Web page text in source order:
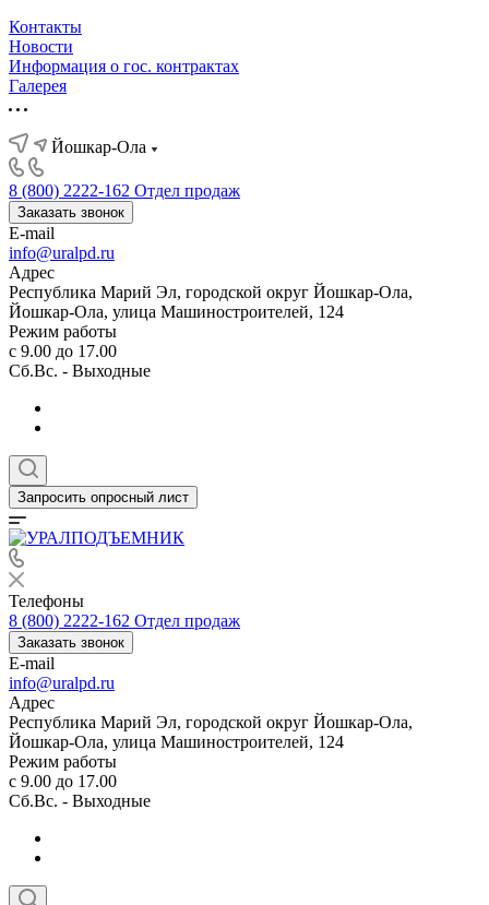
Контакты
Новости
Информация о гос. контрактах
Галерея
Йошкар-Ола
8 (800) 2222-162 Отдел продаж
Заказать звонок
E-mail
info@uralpd.ru
Адрес
Республика Марий Эл, городской округ Йошкар-Ола,
Йошкар-Ола, улица Машиностроителей, 124
Режим работы
с 9.00 до 17.00
Сб.Вс. - Выходные
Запросить опросный лист
Телефоны
8 (800) 2222-162 Отдел продаж
Заказать звонок
E-mail
info@uralpd.ru
Адрес
Республика Марий Эл, городской округ Йошкар-Ола,
Йошкар-Ола, улица Машиностроителей, 124
Режим работы
с 9.00 до 17.00
Сб.Вс. - Выходные